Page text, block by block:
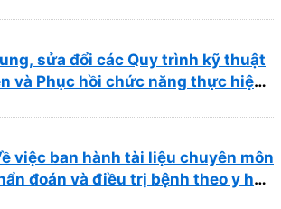
sửa đổi các Quy trình kỹ thuật
và Phục hồi chức năng thực hiện
việc ban hành tài liệu chuyên môn
đoán và điều trị bệnh theo y học